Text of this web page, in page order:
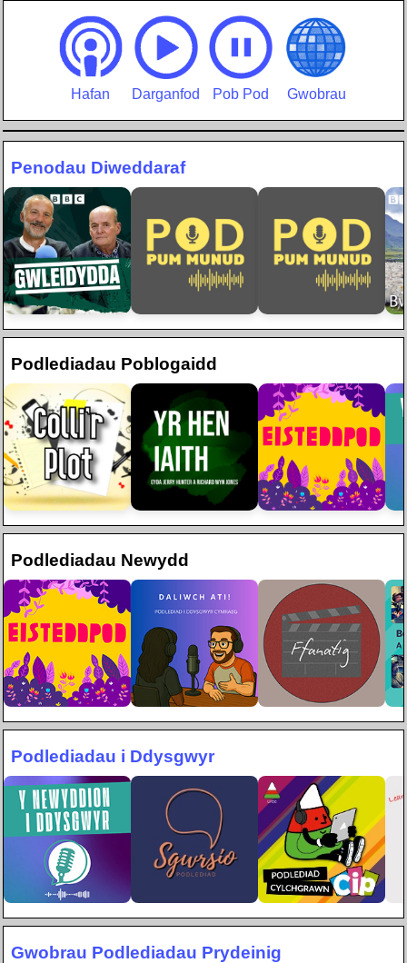
Hafan Darganfod Pob Pod Gwobrau
Penodau Diweddaraf
Podlediadau Poblogaidd
Podlediadau Newydd
Podlediadau i Ddysgwyr
Gwobrau Podlediadau Prydeinig